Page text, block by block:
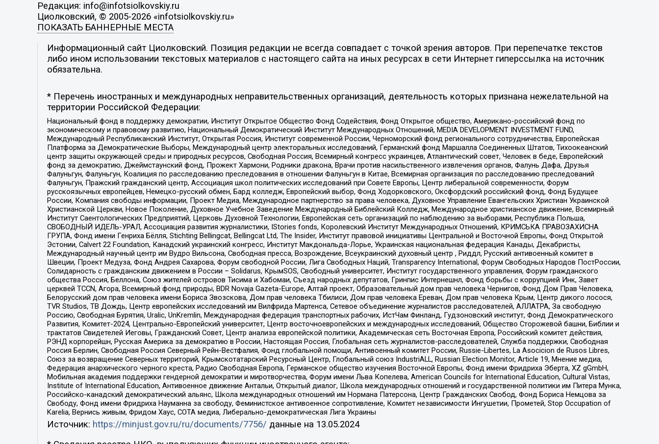
Редакция: info@infotsiolkovskiy.ru
Циолковский, © 2005-2026 «infotsiolkovskiy.ru»
ПОКАЗАТЬ БАННЕРНЫЕ МЕСТА
Информационный сайт Циолковский. Позиция редакции не всегда совпадает с точкой зрения авторов. При перепечатке текстов
либо ином использовании текстовых материалов с настоящего сайта на иных ресурсах в сети Интернет гиперссылка на источник
обязательна.
* Перечень иностранных и международных неправительственных организаций, деятельность которых признана нежелательной на
территории Российской Федерации:
Национальный фонд в поддержку демократии, Институт Открытое Общество Фонд Содействия, Фонд Открытое общество, Американо-российский фонд по
экономическому и правовому развитию, Национальный Демократический Институт Международных Отношений, MEDIA DEVELOPMENT INVESTMENT FUND,
Международный Республиканский Институт, Открытая Россия, Институт современной России, Черноморский фонд регионального сотрудничества, Европейская
Платформа за Демократические Выборы, Международный центр электоральных исследований, Германский фонд Маршалла Соединенных Штатов, Тихоокеанский
центр защиты окружающей среды и природных ресурсов, Свободная Россия, Всемирный конгресс украинцев, Атлантический совет, Человек в беде, Европейский
фонд за демократию, Джеймстаунский фонд, Прожект Хармони, Родники дракона, Врачи против насильственного извлечения органов, Фалунь Дафа, Друзья
Фалуньгун, Фалуньгун, Коалиция по расследованию преследования в отношении Фалуньгун в Китае, Всемирная организация по расследованию преследований
Фалуньгун, Пражский гражданский центр, Ассоциация школ политических исследований при Совете Европы, Центр либеральной современности, Форум
русскоязычных европейцев, Немецко-русский обмен, Бард колледж, Европейский выбор, Фонд Ходорковского, Оксфордский российский фонд, Фонд Будущее
России, Компания свободы информации, Проект Медиа, Международное партнерство за права человека, Духовное Управление Евангельских Христиан Украинской
Христианской Церкви, Новое Поколение, Духовное Учебное Заведение Международный Библейский Колледж, Международное христианское движение, Всемирный
Институт Саентологических Предприятий, Церковь Духовной Технологии, Европейская сеть организаций по наблюдению за выборами, Республика Польша,
СВОБОДНЫЙ ИДЕЛЬ-УРАЛ, Ассоциация развития журналистики, IStories fonds, Королевский Институт Международных Отношений, КРИМСЬКА ПРАВОЗАХИСНА
ГРУПА, Фонд имени Генриха Бёлля, Stichting Bellingcat, Bellingcat Ltd, The Insider, Институт правовой инициативы Центральной и Восточной Европы, Фонд Открытой
Эстонии, Calvert 22 Foundation, Канадский украинский конгресс, Институт Макдональда-Лорье, Украинская национальная федерация Канады, Декабристы,
Международный научный центр им Вудро Вильсона, Свободная пресса, Возрождение, Всеукраинский духовный центр , Риддл, Русский антивоенный комитет в
Швеции, Проект Медуза, Фонд Андрея Сахарова, Форум свободной России, Лига Свободных Наций, Transparеncy International, Форум Свободных Народов ПостРоссии,
Солидарность с гражданским движением в России – Solidarus, КрымSOS, Свободный университет, Институт государственного управления, Форум гражданского
общества Россия, Беллона, Союз жителей островов Тисима и Хабомаи, Съезд народных депутатов, Гринпис Интернешнл, Фонд борьбы с коррупцией Инк, Завет
церквей TCCN, Агора, Всемирный фонд природы, BDR Novaja Gazeta-Europe, Алтай проект, Образовательный дом прав человека Чернигов, Фонд Дом Прав Человека,
Белорусский дом прав человека имени Бориса Звозскова, Дом прав человека Тбилиси, Дом прав человека Ереван, Дом прав человека Крым, Центр дикого лосося,
TVR Studios, ТВ Дождь, Центр европейских исследований им Вилфрида Мартенса, Сетевое объединение журналистов расследователей, АЛЛАТРА, За свободную
Россию, Свободная Бурятия, Uralic, UnKremlin, Международная федерация транспортных рабочих, ИстЧам Финланд, Гудзоновский институт, Фонд Демократического
Развития, Комитет-2024, Центрально-Европейский университет, Центр восточноевропейских и международных исследований, Общество Сторожевой башни, Библии и
трактатов Свидетелей Иеговы, Гражданский Совет, Центр анализа европейской политики, Академическая сеть Восточная Европа, Российский комитет действия,
РЭНД корпорейшн, Русская Америка за демократию в России, Настоящая Россия, Глобальная сеть журналистов-расследователей, Служба поддержки, Свободная
Россия Берлин, Свободная Россия Северный Рейн-Вестфалия, Фонд глобальной помощи, Антивоенный комитет России, Russie-Libertes, La Asocicion de Rusos Libres,
Союз за возвращение Северных территорий, Крымскотатарский Ресурсный Центр, Глобальный союз IndustriALL, Russian Election Monitor, Article 19, Мнение медиа,
Федерация анархического черного креста, Радио Свободная Европа, Германское общество изучения Восточной Европы, Фонд имени Фридриха Эберта, XZ gGmbH,
Мобильная академия поддержки гендерной демократии и миротворчества, Форум имени Льва Копелева, American Councils for International Education, Cultural Vistas,
Institute of International Education, Антивоенное движение Антальи, Открытый диалог, Школа международных отношений и государственной политики им Питера Мунка,
Российско-канадский демократический альянс, Школа международных отношений им Нормана Патерсона, Центр Гражданских Свобод, Фонд Бориса Немцова за
Свободу, Фонд имени Фридриха Науманна за свободу, Феминистское антивоенное сопротивление, Комитет независимости Ингушетии, Прометей, Stop Occupation of
Karelia, Вернись живым, Фридом Хаус, СОТА медиа, Либерально-демократическая Лига Украины
Источник: https://minjust.gov.ru/ru/documents/7756/ данные на 13.05.2024